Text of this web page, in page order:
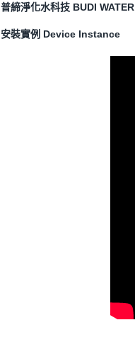
普締淨化水科技 BUDI WATER
安裝實例 Device Instance